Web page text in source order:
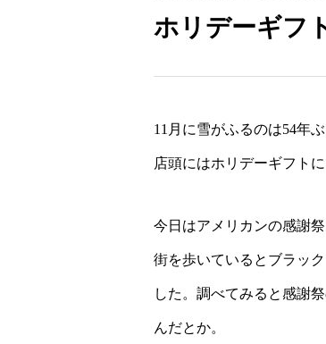
ホリデーギフ
11月に雪がふるのは54年
店頭にはホリデーギフト
今日はアメリカンの感謝祭
街を歩いているとブラッ
した。調べてみると感謝
んだとか。